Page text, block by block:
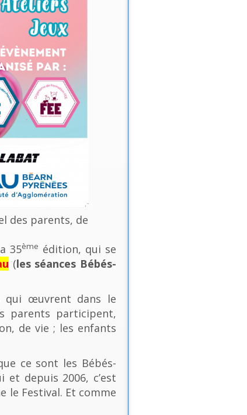
des parents, de
35ème édition, qui se
(les séances Bébés-
qui œuvrent dans le
parents participent,
de vie ; les enfants
ce sont les Bébés-
et depuis 2006, c’est
le Festival. Et comme